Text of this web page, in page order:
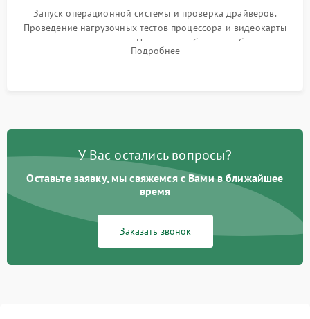
Запуск операционной системы и проверка драйверов.
Проведение нагрузочных тестов процессора и видеокарты
для контроля температур. Проверка работоспособности всех
USB-портов, аудиовыходов и сетевого подключения.
Подробнее
У Вас остались вопросы?
Оставьте заявку, мы свяжемся с Вами в ближайшее
время
Заказать звонок